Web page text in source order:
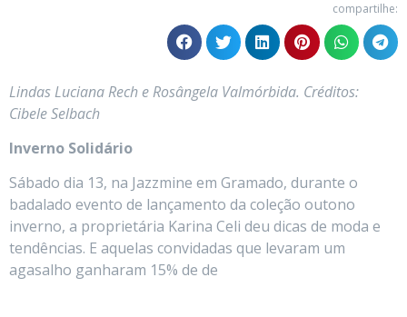
compartilhe:
Lindas Luciana Rech e Rosângela Valmórbida. Créditos:
Cibele Selbach
Inverno Solidário
Sábado dia 13, na Jazzmine em Gramado, durante o
badalado evento de lançamento da coleção outono
inverno, a proprietária Karina Celi deu dicas de moda e
tendências. E aquelas convidadas que levaram um
agasalho ganharam 15% de de